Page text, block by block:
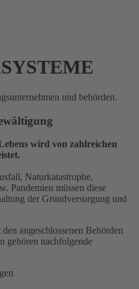
und behörden.
wird von zahlreichen
Naturkatastrophe,
Pandemien müssen diese
der Grundversorgung und
angeschlossenen Behörden
gehören nachfolgende